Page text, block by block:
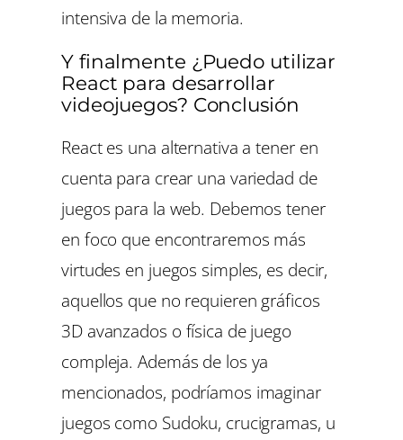
intensiva de la memoria.
Y finalmente ¿Puedo utilizar
React para desarrollar
videojuegos? Conclusión
React es una alternativa a tener en
cuenta para crear una variedad de
juegos para la web. Debemos tener
en foco que encontraremos más
virtudes en juegos simples, es decir,
aquellos que no requieren gráficos
3D avanzados o física de juego
compleja. Además de los ya
mencionados, podríamos imaginar
juegos como Sudoku, crucigramas, u